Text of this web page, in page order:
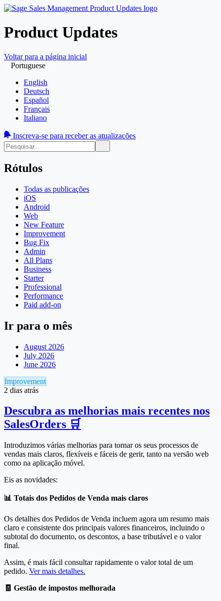
Product Updates
Voltar para a página inicial
Portuguese
English
Deutsch
Español
Français
Italiano
Inscreva-se para receber as atualizações
Rótulos
Todas as publicações
iOS
Android
Web
New Feature
Improvement
Bug Fix
Admin
All Plans
Business
Starter
Professional
Performance
Paid add-on
Ir para o mês
August 2026
July 2026
June 2026
Improvement
2 dias atrás
Descubra as melhorias mais recentes nos
SalesOrders 🛒
Introduzimos várias melhorias para tornar os seus processos de
vendas mais claros, flexíveis e fáceis de gerir, tanto na versão web
como na aplicação móvel.
Eis as novidades:
📊 Totais dos Pedidos de Venda mais claros
Os detalhes dos Pedidos de Venda incluem agora um resumo mais
claro e consistente dos principais valores financeiros, incluindo o
subtotal do documento, os descontos, a base tributável e o valor
final.
Assim, é mais fácil consultar rapidamente o valor total de um
pedido. Ver mais detalhes.
🧾 Gestão de impostos melhorada